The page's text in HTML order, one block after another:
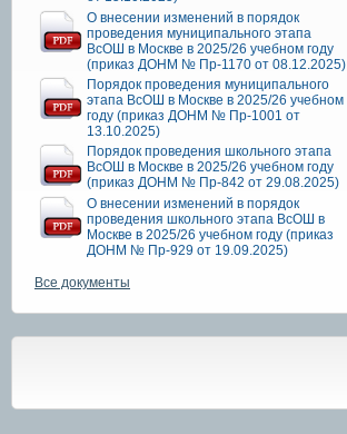
О внесении изменений в порядок
проведения муниципального этапа
ВсОШ в Москве в 2025/26 учебном году
(приказ ДОНМ № Пр-1170 от 08.12.2025)
Порядок проведения муниципального
этапа ВсОШ в Москве в 2025/26 учебном
году (приказ ДОНМ № Пр-1001 от
13.10.2025)
Порядок проведения школьного этапа
ВсОШ в Москве в 2025/26 учебном году
(приказ ДОНМ № Пр-842 от 29.08.2025)
О внесении изменений в порядок
проведения школьного этапа ВсОШ в
Москве в 2025/26 учебном году (приказ
ДОНМ № Пр-929 от 19.09.2025)
Все документы